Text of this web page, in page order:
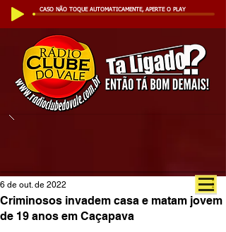
CASO NÃO TOQUE AUTOMATICAMENTE, APERTE O PLAY
Criminosos invadem casa e matam jovem
de 19 anos em Caçapava
6 de out. de 2022